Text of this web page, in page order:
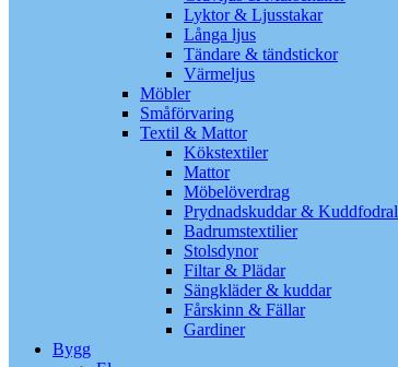
Lyktor & Ljusstakar
Långa ljus
Tändare & tändstickor
Värmeljus
Möbler
Småförvaring
Textil & Mattor
Kökstextiler
Mattor
Möbelöverdrag
Prydnadskuddar & Kuddfodral
Badrumstextilier
Stolsdynor
Filtar & Plädar
Sängkläder & kuddar
Fårskinn & Fällar
Gardiner
Bygg